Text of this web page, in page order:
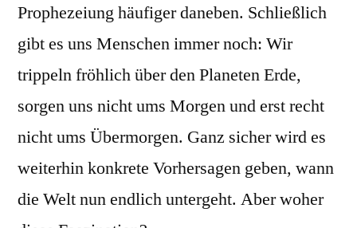
Prophezeiung häufiger daneben. Schließlich
gibt es uns Menschen immer noch: Wir
trippeln fröhlich über den Planeten Erde,
sorgen uns nicht ums Morgen und erst recht
nicht ums Übermorgen. Ganz sicher wird es
weiterhin konkrete Vorhersagen geben, wann
die Welt nun endlich untergeht. Aber woher